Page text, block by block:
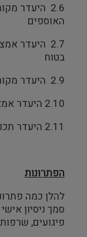
2.6 היעדר
האוספים
2.7 היעדר
בטוח
2.9 היעדר מקורות אנרגיה חלופיים
2.10 היעדר אמצעי תקשורת
2.11 היעדר תכניות מגירה עבור מצבי חירום
הפתרונות
להלן כמה
סמך ניסיון
פיגועים,